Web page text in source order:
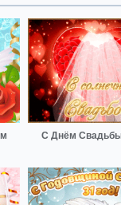
С Днём Свадьбы